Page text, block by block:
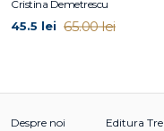
început, Ceea ce nu
mergi mai departe.
Cristina Demetrescu
45.5 lei 65.00 lei
Despre noi
Editura Trei